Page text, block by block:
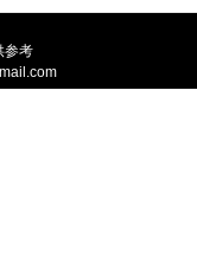
参考